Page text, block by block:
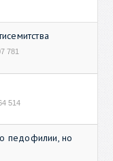
781
514
педофилии, но